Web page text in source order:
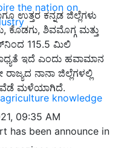
the nation on
knowledge
ಉತ್ತರ ಕನ್ನಡ ಜಿಲ್ಲೆಗಳು
ಕೊಡಗು, ಶಿವಮೊಗ್ಗ ಮತ್ತು
115.5 ಮಿಲಿ
ಇದೆ ಎಂದು ಹವಾಮಾನ
ನಾನಾ ಜಿಲ್ಲೆಗಳಲ್ಲಿ
ಮಳೆಯಾಗಿದೆ.
09:35 AM
has been announce in